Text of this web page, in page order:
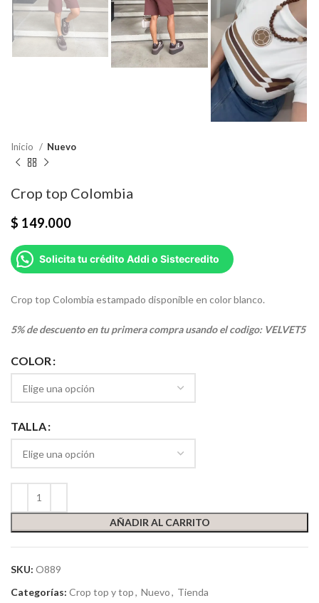
Inicio Nuevo
Crop top Colombia
$ 149.000
Solicita tu crédito Addi o Sistecredito
Crop top Colombia estampado disponible en color blanco.
5% de descuento en tu primera compra usando el codigo: VELVET5
COLOR
TALLA
AÑADIR AL CARRITO
SKU: O889
Categorías: Crop top y top, Nuevo, Tienda